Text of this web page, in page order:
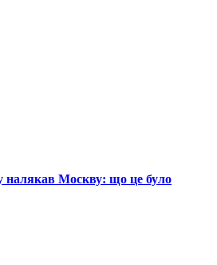
налякав Москву: що це було